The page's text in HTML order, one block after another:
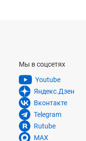
Мы в соцсетях
Youtube
Яндекс.Дзен
Вконтакте
Telegram
Rutube
MAX